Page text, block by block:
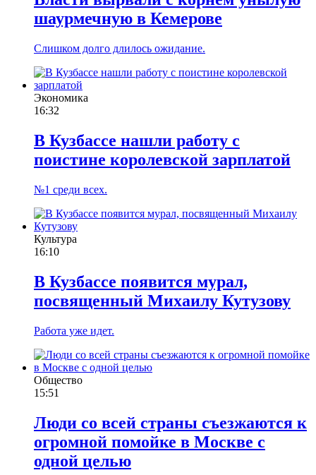
шаурмечную в Кемерове
Слишком долго длилось ожидание.
Экономика
16:32
В Кузбассе нашли работу с
поистине королевской зарплатой
№1 среди всех.
Культура
16:10
В Кузбассе появится мурал,
посвященный Михаилу Кутузову
Работа уже идет.
Общество
15:51
Люди со всей страны съезжаются к
огромной помойке в Москве с
одной целью